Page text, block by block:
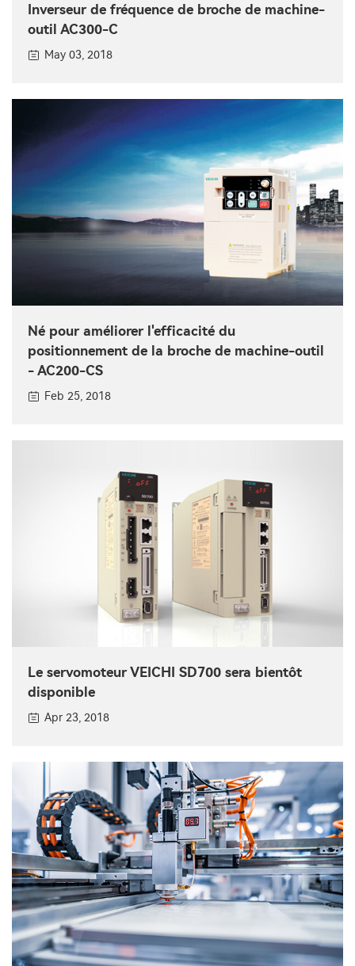
Inverseur de fréquence de broche de machine-
outil AC300-C
May 03, 2018
Né pour améliorer l'efficacité du
positionnement de la broche de machine-outil
- AC200-CS
Feb 25, 2018
Le servomoteur VEICHI SD700 sera bientôt
disponible
Apr 23, 2018